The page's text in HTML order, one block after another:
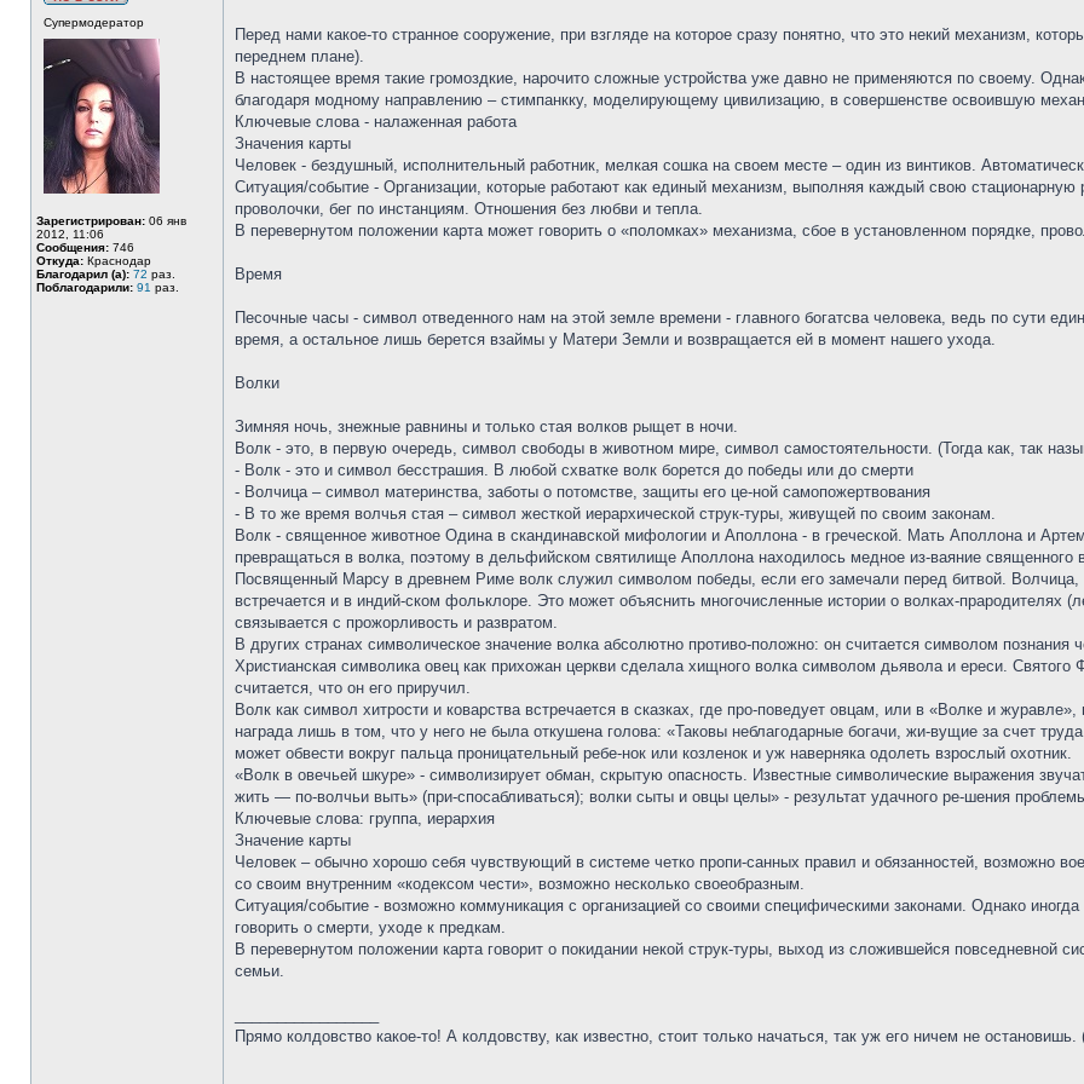
Супермодератор
Зарегистрирован: 06 янв
2012, 11:06
Сообщения: 746
Откуда: Краснодар
Благодарил (а): 72 раз.
Поблагодарили: 91 раз.
Перед нами какое-то странное сооружение, при взгляде на которое сразу понятно, что это некий механизм,
переднем плане).
В настоящее время такие громоздкие, нарочито сложные устройства уже давно не применяются по своему.
благодаря модному направлению – стимпанкку, моделирующему цивилизацию, в совершенстве освоившую
Ключевые слова - налаженная работа
Значения карты
Человек - бездушный, исполнительный работник, мелкая сошка на своем месте – один из винтиков.
Ситуация/событие - Организации, которые работают как единый механизм, выполняя каждый свою
проволочки, бег по инстанциям. Отношения без любви и тепла.
В перевернутом положении карта может говорить о «поломках» механизма, сбое в установленном порядке,
Время
Песочные часы - символ отведенного нам на этой земле времени - главного богатсва человека, ведь по сути
время, а остальное лишь берется взаймы у Матери Земли и возвращается ей в момент нашего ухода.
Волки
Зимняя ночь, знежные равнины и только стая волков рыщет в ночи.
Волк - это, в первую очередь, символ свободы в животном мире, символ самостоятельности. (Тогда как, так
- Волк - это и символ бесстрашия. В любой схватке волк борется до победы или до смерти
- Волчица – символ материнства, заботы о потомстве, защиты его це-ной самопожертвования
- В то же время волчья стая – символ жесткой иерархической струк-туры, живущей по своим законам.
Волк - священное животное Одина в скандинавской мифологии и Аполлона - в греческой. Мать Аполлона и
превращаться в волка, поэтому в дельфийском святилище Аполлона находилось медное из-ваяние священного
Посвященный Марсу в древнем Риме волк служил символом победы, если его замечали перед битвой.
встречается и в индий-ском фольклоре. Это может объяснить многочисленные истории о волках-прародителях
связывается с прожорливость и развратом.
В других странах символическое значение волка абсолютно противо-положно: он считается символом познания
Христианская символика овец как прихожан церкви сделала хищного волка символом дьявола и ереси. Святого
считается, что он его приручил.
Волк как символ хитрости и коварства встречается в сказках, где про-поведует овцам, или в «Волке и
награда лишь в том, что у него не была откушена голова: «Таковы неблагодарные богачи, жи-вущие за счет
может обвести вокруг пальца проницательный ребе-нок или козленок и уж наверняка одолеть взрослый охотник.
«Волк в овечьей шкуре» - символизирует обман, скрытую опасность. Известные символические выражения
жить — по-волчьи выть» (при-спосабливаться); волки сыты и овцы целы» - результат удачного ре-шения
Ключевые слова: группа, иерархия
Значение карты
Человек – обычно хорошо себя чувствующий в системе четко пропи-санных правил и обязанностей, возможно
со своим внутренним «кодексом чести», возможно несколько своеобразным.
Ситуация/событие - возможно коммуникация с организацией со своими специфическими законами. Однако
говорить о смерти, уходе к предкам.
В перевернутом положении карта говорит о покидании некой струк-туры, выход из сложившейся повседневной
семьи.
Прямо колдовство какое-то! А колдовству, как известно, стоит только начаться, так уж его ничем не остановишь.